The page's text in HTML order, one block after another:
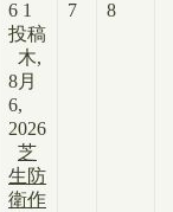
6 1
投稿
木,
8月
6,
2026
芝
生防
衛作
7 8